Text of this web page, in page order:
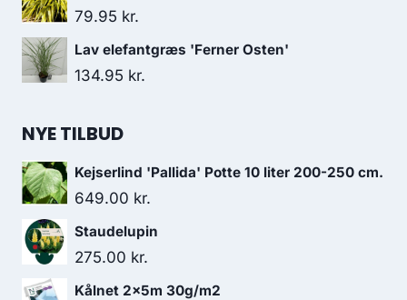
79.95 kr.
Lav elefantgræs 'Ferner Osten'
134.95 kr.
NYE TILBUD
Kejserlind 'Pallida' Potte 10 liter 200-250 cm.
649.00 kr.
Staudelupin
275.00 kr.
Kålnet 2x5m 30g/m2